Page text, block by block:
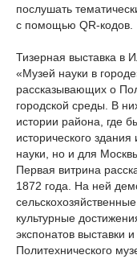
послушать
с помощью QR-кодов.
Тизерная выставка в
«Музей науки в
рассказывающих о
городской среды. В
истории района, где
исторического
науки, но и для
Первая витрина
1872 года. На ней
культурные
экспонатов выставки
Политехнического